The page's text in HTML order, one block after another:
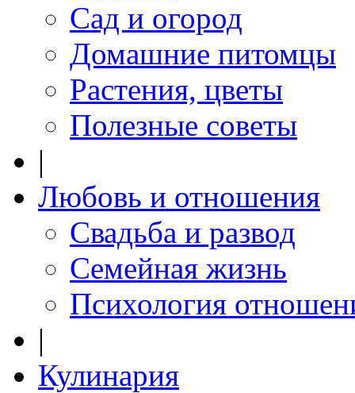
Сад и огород
Домашние питомцы
Растения, цветы
Полезные советы
|
Любовь и отношения
Свадьба и развод
Семейная жизнь
Психология
|
Кулинария